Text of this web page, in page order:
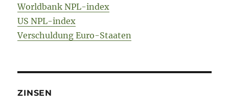
Worldbank NPL-index
US NPL-index
Verschuldung Euro-Staaten
ZINSEN